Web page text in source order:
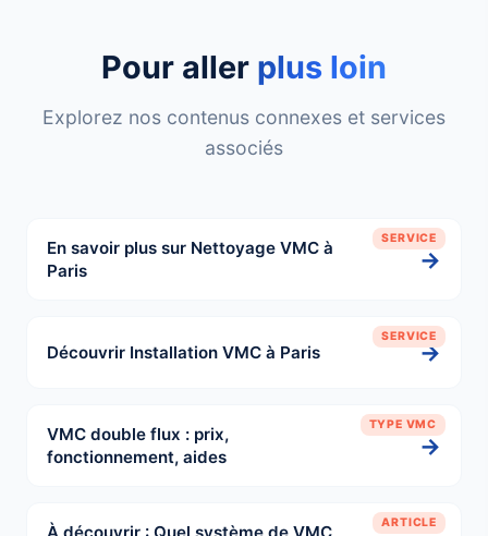
Pour aller plus loin
Explorez nos contenus connexes et services
associés
SERVICE
En savoir plus sur Nettoyage VMC à
Paris
→
SERVICE
Découvrir Installation VMC à Paris →
TYPE VMC
VMC double flux : prix,
fonctionnement, aides
→
ARTICLE